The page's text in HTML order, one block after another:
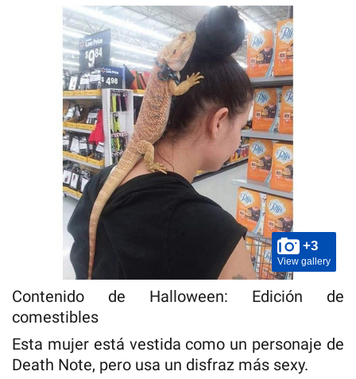
+3
View gallery
Contenido de Halloween: Edición de
comestibles
Esta mujer está vestida como un personaje de
Death Note, pero usa un disfraz más sexy.